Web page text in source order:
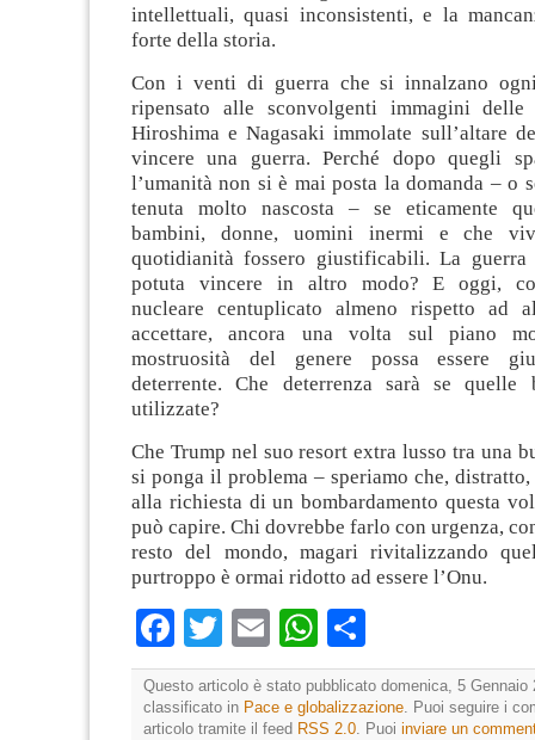
intellettuali, quasi inconsistenti, e la
forte della storia.
Con i venti di guerra che si innalzano
ripensato alle sconvolgenti immagini
Hiroshima e Nagasaki immolate sull’altare
vincere una guerra. Perché dopo quegli
l’umanità non si è mai posta la domanda – o
tenuta molto nascosta – se eticamente
bambini, donne, uomini inermi e che
quotidianità fossero giustificabili. La guerra
potuta vincere in altro modo? E oggi,
nucleare centuplicato almeno rispetto ad
accettare, ancora una volta sul piano
mostruosità del genere possa essere
deterrente. Che deterrenza sarà se quelle
utilizzate?
Che Trump nel suo resort extra lusso tra una
si ponga il problema – speriamo che,
alla richiesta di un bombardamento questa
può capire. Chi dovrebbe farlo con urgenza,
resto del mondo, magari rivitalizzando
purtroppo è ormai ridotto ad essere l’Onu.
Facebook
TwitterEmailWhatsApp
Questo articolo è stato pubblicato domenica, 5 Gennaio
classificato in Pace e globalizzazione. Puoi seguire i
articolo tramite il feed RSS 2.0. Puoi inviare un